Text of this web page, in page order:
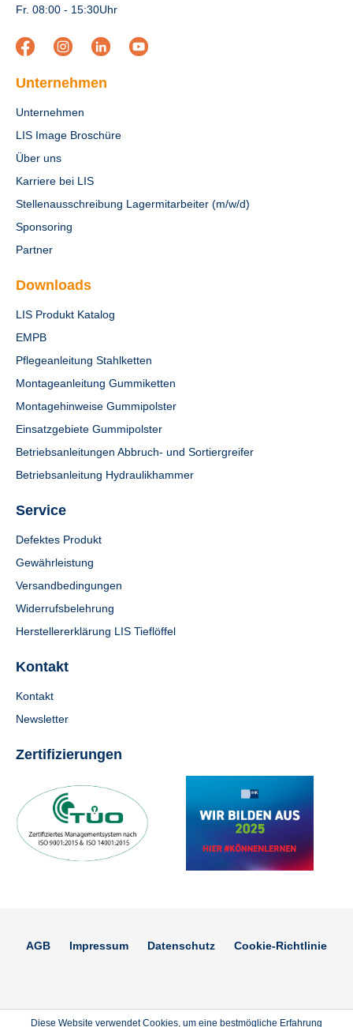
Fr. 08:00 - 15:30Uhr
Unternehmen
Unternehmen
LIS Image Broschüre
Über uns
Karriere bei LIS
Stellenausschreibung Lagermitarbeiter (m/w/d)
Sponsoring
Partner
Downloads
LIS Produkt Katalog
EMPB
Pflegeanleitung Stahlketten
Montageanleitung Gummiketten
Montagehinweise Gummipolster
Einsatzgebiete Gummipolster
Betriebsanleitungen Abbruch- und Sortiergreifer
Betriebsanleitung Hydraulikhammer
Service
Defektes Produkt
Gewährleistung
Versandbedingungen
Widerrufsbelehrung
Herstellererklärung LIS Tieflöffel
Kontakt
Kontakt
Newsletter
Zertifizierungen
AGB Impressum Datenschutz Cookie-Richtlinie
Diese Website verwendet Cookies, um eine bestmögliche Erfahrung